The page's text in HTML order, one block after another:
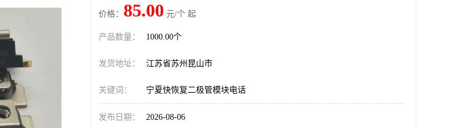
价格： 85.00 元/个 起
产品数量： 1000.00个
发货地址： 江苏省苏州昆山市
关键词： 宁夏快恢复二极管模块电话
发布日期： 2026-08-06